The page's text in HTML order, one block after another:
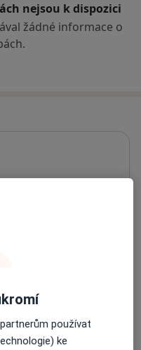
nejsou k dispozici
žádné informace o
není aktivní
používat
ke